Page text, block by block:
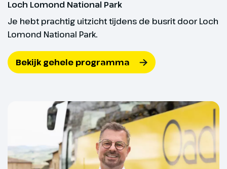
Loch Lomond National Park
Je hebt prachtig uitzicht tijdens de busrit door Loch
Lomond National Park.
Bekijk gehele programma
ons hotel.
Dag 4